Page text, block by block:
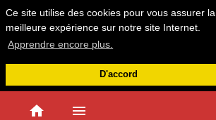
Ce site utilise des cookies pour vous assurer la
meilleure expérience sur notre site Internet.
Apprendre encore plus.
D'accord
home menu